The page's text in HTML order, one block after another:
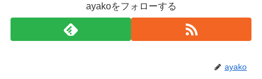
ayakoをフォローする
ayako